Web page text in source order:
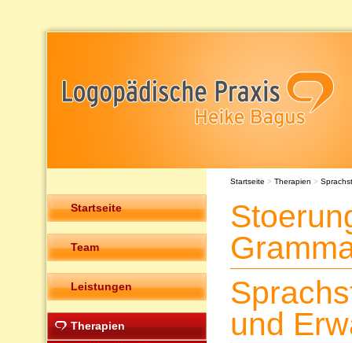
Startseite
Team
Leistungen
Therapien
Startseite > Therapien >
und